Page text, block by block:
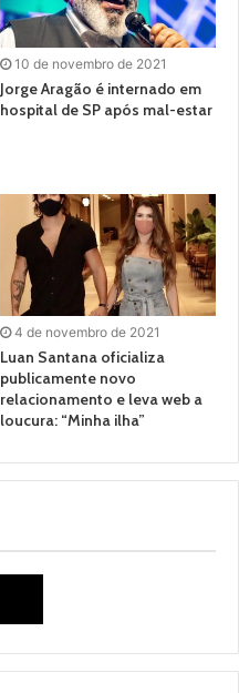
10 de novembro de 2021
Jorge Aragão é internado em
hospital de SP após mal-estar
4 de novembro de 2021
Luan Santana oficializa
publicamente novo
relacionamento e leva web a
loucura: “Minha ilha”